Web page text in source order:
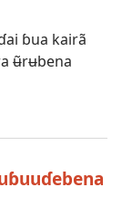
ɓua kairã
ʉ̃rʉbena